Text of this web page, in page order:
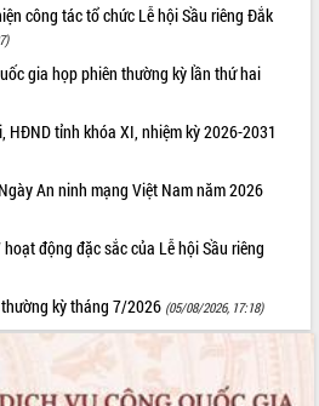
công tác tổ chức Lễ hội Sầu riêng Đắk
gia họp phiên thường kỳ lần thứ hai
HĐND tỉnh khóa XI, nhiệm kỳ 2026-2031
An ninh mạng Việt Nam năm 2026
động đặc sắc của Lễ hội Sầu riêng
kỳ tháng 7/2026 (05/08/2026, 17:18)